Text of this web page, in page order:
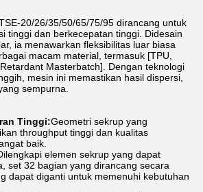
20/26/35/50/65/75/95 dirancang untuk
tinggi dan berkecepatan tinggi. Didesain
ia menawarkan fleksibilitas luar biasa
macam material, termasuk [TPU,
Masterbatch]. Dengan teknologi
mesin ini memastikan hasil dispersi,
sempurna.
Tinggi:Geometri sekrup yang
throughput tinggi dan kualitas
baik.
elemen sekrup yang dapat
set 32 ​​bagian yang dirancang secara
dapat diganti untuk memenuhi kebutuhan